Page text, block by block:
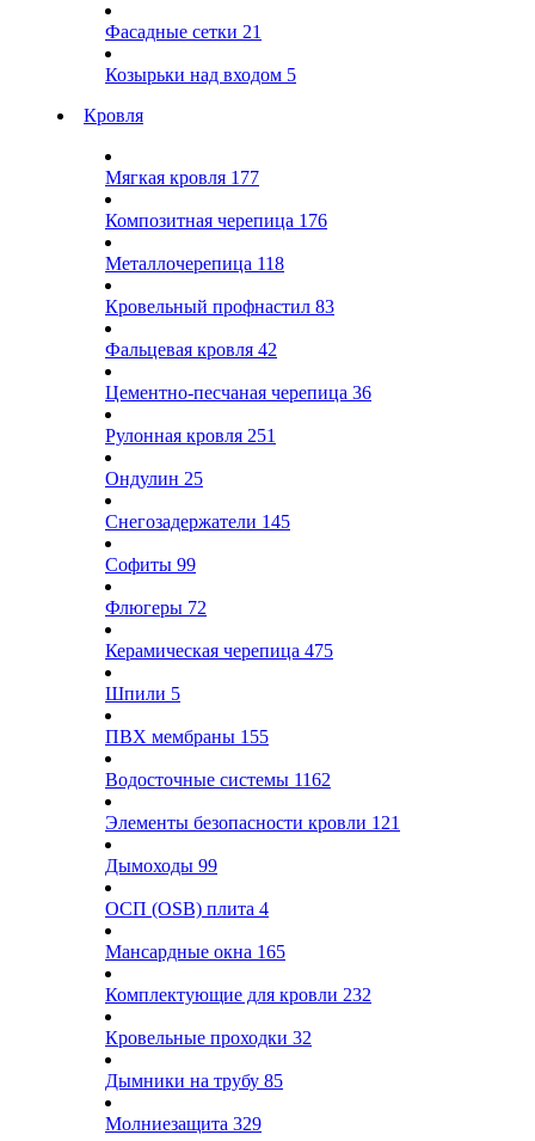
Фасадные сетки 21
Козырьки над входом 5
Кровля
Мягкая кровля 177
Композитная черепица 176
Металлочерепица 118
Кровельный профнастил 83
Фальцевая кровля 42
Цементно-песчаная черепица 36
Рулонная кровля 251
Ондулин 25
Снегозадержатели 145
Софиты 99
Флюгеры 72
Керамическая черепица 475
Шпили 5
ПВХ мембраны 155
Водосточные системы 1162
Элементы безопасности кровли 121
Дымоходы 99
ОСП (OSB) плита 4
Мансардные окна 165
Комплектующие для кровли 232
Кровельные проходки 32
Дымники на трубу 85
Молниезащита 329